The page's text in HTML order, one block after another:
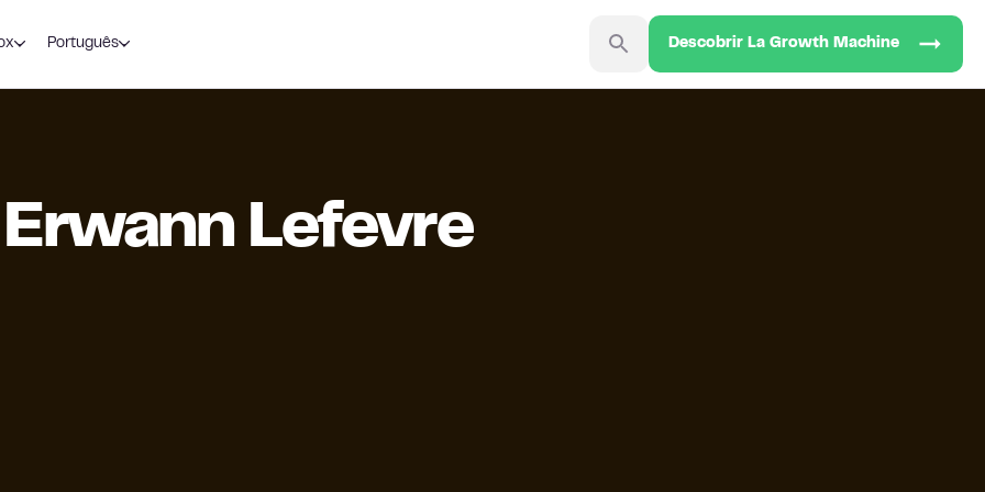
Português Descobrir La Growth Machine
Erwann Lefevre